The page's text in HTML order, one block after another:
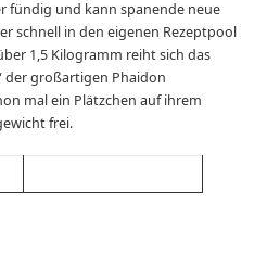
fündig und kann spanende neue
schnell in den eigenen Rezeptpool
1,5 Kilogramm reiht sich das
der großartigen Phaidon
mal ein Plätzchen auf ihrem
frei.